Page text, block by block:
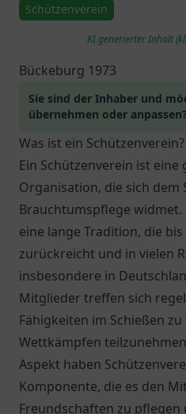
Schützenverein
KI generierter Inhalt
Bückeburg 1973
Sie sind der Inhaber und
übernehmen oder anpassen?
Was ist ein Schützenverein?
Ein Schützenverein ist eine
Organisation, die sich dem
Brauchtumspflege widmet.
eine lange Tradition, die
zurückreicht und in vielen
insbesondere in
Mitglieder treffen sich
Fähigkeiten im Schießen
Wettkämpfen
Aspekt haben
Komponente, die es den
Freundschaften zu pflegen